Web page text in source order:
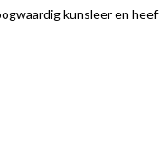
kunsleer en